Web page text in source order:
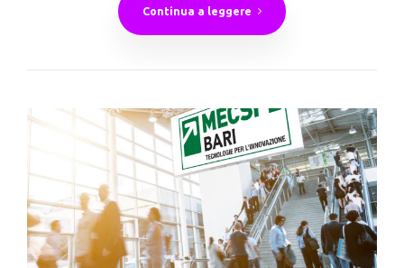
Continua a leggere